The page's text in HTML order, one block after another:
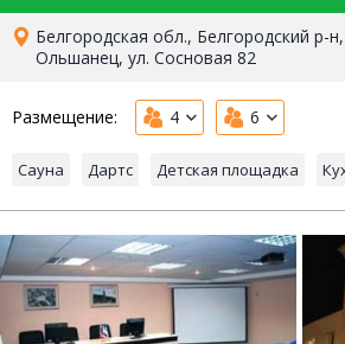
Белгородская обл., Белгородский р-
Ольшанец, ул. Сосновая 82
Размещение: 4 6
Сауна Дартс Детская площадка